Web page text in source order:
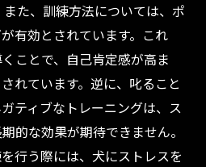
た、訓練方法については、ポ
有効とされています。これ
ことで、自己肯定感が高ま
れています。逆に、叱ること
ティブなトレーニングは、ス
的な効果が期待できません。
行う際には、犬にストレスを